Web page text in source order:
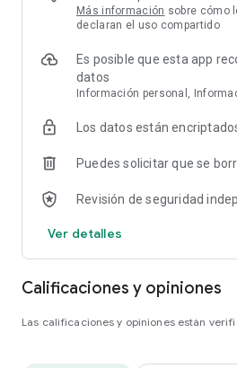
ajustando la fuente, el tamaño del
¡Millones de historias te esperan en
Descarga la app y comienza a leer.
Más información sobre cómo
declaran el uso compartido
Es posible que esta app
datos
Información personal,
Los datos están
Puedes solicitar que se
Revisión de seguridad
Ver detalles
Calificaciones y opiniones
Las calificaciones y opiniones están